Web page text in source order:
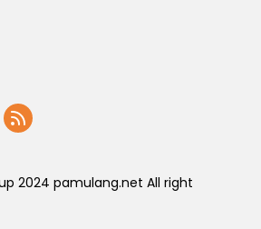
2024 pamulang.net All right